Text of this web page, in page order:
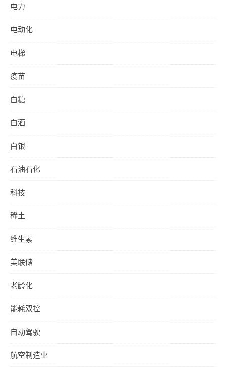
电力
电动化
电梯
疫苗
白糖
白酒
白银
石油石化
科技
稀土
维生素
美联储
老龄化
能耗双控
自动驾驶
航空制造业